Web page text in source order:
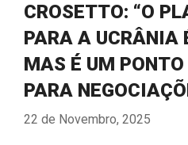
CROSETTO: “O
PARA A UCRÂNIA
MAS É UM
PARA
22 de Novembro, 2025